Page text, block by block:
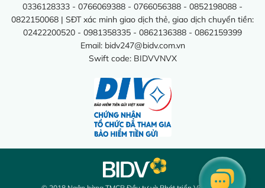
0336128333 - 0766069388 - 0766056388 - 0852198088 -
0822150068 | SĐT xác minh giao dịch thẻ, giao dịch chuyển tiền:
02422200520 - 0981358335 - 0862136388 - 0862159399
Email: bidv247@bidv.com.vn
Swift code: BIDVVNVX